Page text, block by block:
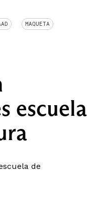
MAQUETA
escuela
de